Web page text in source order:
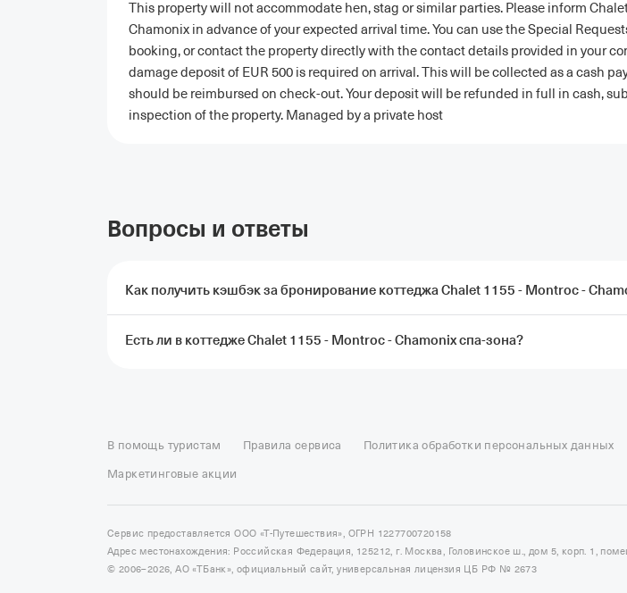
This property will not accommodate hen, stag or similar parties. Please inform
Chamonix in advance of your expected arrival time. You can use the Special
booking, or contact the property directly with the contact details provided in your
damage deposit of EUR 500 is required on arrival. This will be collected as a cash
should be reimbursed on check-out. Your deposit will be refunded in full in cash,
inspection of the property. Managed by a private host
Вопросы и ответы
Как получить кэшбэк за бронирование коттеджа Chalet 1155 - Montroc -
Чтобы получить кэшбэк, нужно забронировать коттедж Chalet 1155 - Montroc -
Есть ли в коттедже Chalet 1155 - Montroc - Chamonix спа-зона?
Отель Космос в Москве
Отель Президент Отель Рэдиссон в Сочи
Отели в Сочи Отели в Ярославле Отели в Абхазии Отели в Сортавале Еще
В помощь туристам Правила сервиса Политика обработки персональных данных
Маркетинговые акции
Сервис предоставляется ООО «Т-Путешествия», ОГРН 1227700720158
Адрес местонахождения: Российская Федерация, 125212, г. Москва, Головинское ш., дом 5, корп. 1,
© 2006–2026, АО «ТБанк», официальный сайт, универсальная лицензия ЦБ РФ № 2673